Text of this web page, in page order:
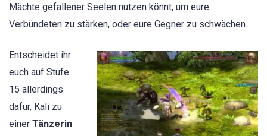
Mächte gefallener Seelen nutzen könnt, um eure
Verbündeten zu stärken, oder eure Gegner zu schwächen.
Entscheidet ihr
euch auf Stufe
15 allerdings
dafür, Kali zu
einer Tänzerin